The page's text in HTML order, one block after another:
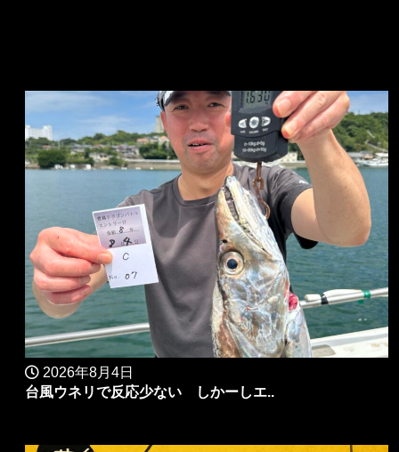
2026年8月4日
台風ウネリで反応少ない しかーしエ..